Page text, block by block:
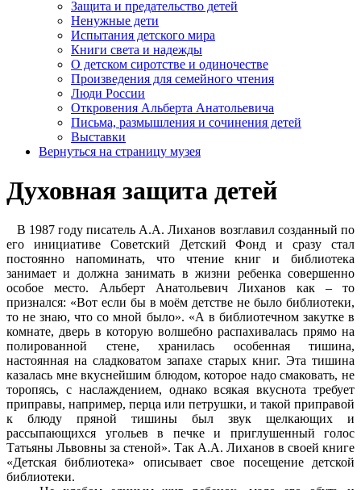
Защита и предательство детей
Ненужные дети
Испытания детского мира
Книги света и надежды
О детском сиротстве и одиночестве
Произведения для семейного чтения
Люди России
Откровения Альберта Анатольевича
Письма, размышления и сочинения детей
Выставки
Вернуться на страницу музея
Духовная защита детей
В 1987 году писатель А.А. Лиханов возглавил созданный по
его инициативе Советский Детский Фонд и сразу стал
постоянно напоминать, что чтение книг и библиотека
занимает и должна занимать в жизни ребенка совершенно
особое место. Альберт Анатольевич Лиханов как – то
признался: «Вот если бы в моём детстве не было библиотеки,
то не знаю, что со мной было». «А в библиотечном закутке в
комнате, дверь в которую волшебно распахивалась прямо на
полированной стене, хранилась особенная тишина,
настоянная на сладковатом запахе старых книг. Эта тишина
казалась мне вкуснейшим блюдом, которое надо смаковать, не
торопясь, с наслаждением, однако всякая вкуснота требует
приправы, например, перца или петрушки, и такой приправой
к блюду пряной тишины был звук щелкающих и
рассыпающихся угольев в печке и приглушенный голос
Татьяны Львовны за стеной». Так А.А. Лиханов в своей книге
«Детская библиотека» описывает свое посещение детской
библиотеки.